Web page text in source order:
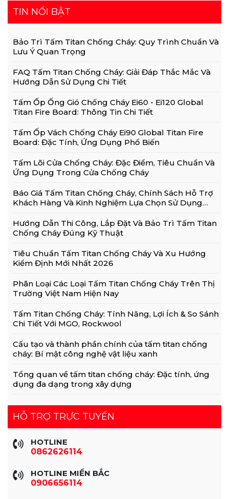
TIN NỔI BẬT
Bảo Trì Tấm Titan Chống Cháy: Quy Trình Chuẩn Và
Lưu Ý Quan Trọng
FAQ Tấm Titan Chống Cháy: Giải Đáp Thắc Mắc Và
Hướng Dẫn Sử Dụng Chi Tiết
Tấm Ốp Ống Gió Chống Cháy Ei60 - Ei120 Global
Titan Fire Board: Thông Tin Chi Tiết
Tấm Ốp Vách Chống Cháy Ei90 Global Titan Fire
Board: Đặc Tính, Ứng Dụng Phổ Biến
Tấm Lõi Cửa Chống Cháy: Đặc Điểm, Tiêu Chuẩn Và
Ứng Dụng Trong Cửa Chống Cháy
Báo Giá Tấm Titan Chống Cháy, Chính Sách Hỗ Trợ
Khách Hàng Và Kinh Nghiệm Lựa Chọn Sử Dụng
Hướng Dẫn Thi Công, Lắp Đặt Và Bảo Trì Tấm Titan
Chống Cháy Đúng Kỹ Thuật
Tiêu Chuẩn Tấm Titan Chống Cháy Và Xu Hướng
Kiểm Định Mới Nhất 2026
Phân Loại Các Loại Tấm Titan Chống Cháy Trên Thị
Trường Việt Nam Hiện Nay
Tấm Titan Chống Cháy: Tính Năng, Lợi Ích & So Sánh
Chi Tiết Với MGO, Rockwool
Cấu tạo và thành phần chính của tấm titan chống
cháy: Bí mật công nghệ vật liệu xanh
Tổng quan về tấm titan chống cháy: Đặc tính, ứng
dụng đa dạng trong xây dựng
HỖ TRỢ TRỰC TUYẾN
HOTLINE
0862626114
HOTLINE MIỀN BẮC
0906656114